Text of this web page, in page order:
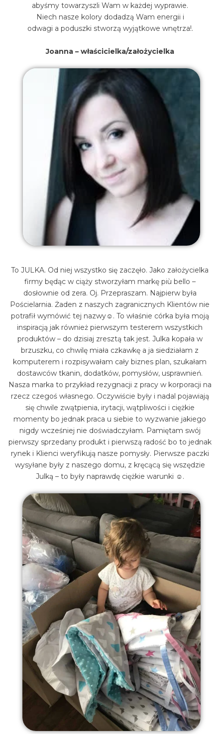
abyśmy towarzyszli Wam w każdej wyprawie.
Niech nasze kolory dodadzą Wam energii i
odwagi a poduszki stworzą wyjątkowe wnętrza!.
Joanna – właścicielka/założycielka
To JULKA. Od niej wszystko się zaczęło. Jako założycielka
firmy będąc w ciąży stworzyłam markę più bello –
dosłownie od zera. Oj. Przepraszam. Najpierw była
Pościelarnia. Żaden z naszych zagranicznych Klientów nie
potrafił wymówić tej nazwy☺. To właśnie córka była moją
inspiracją jak również pierwszym testerem wszystkich
produktów – do dzisiaj zresztą tak jest. Julka kopała w
brzuszku, co chwilę miała czkawkę a ja siedziałam z
komputerem i rozpisywałam cały biznes plan, szukałam
dostawców tkanin, dodatków, pomysłów, usprawnień.
Nasza marka to przykład rezygnacji z pracy w korporacji na
rzecz czegoś własnego. Oczywiście były i nadal pojawiają
się chwile zwątpienia, irytacji, wątpliwości i ciężkie
momenty bo jednak praca u siebie to wyzwanie jakiego
nigdy wcześniej nie doświadczyłam. Pamiętam swój
pierwszy sprzedany produkt i pierwszą radość bo to jednak
rynek i Klienci weryfikują nasze pomysły. Pierwsze paczki
wysyłane były z naszego domu, z kręcącą się wszędzie
Julką – to były naprawdę ciężkie warunki ☺.